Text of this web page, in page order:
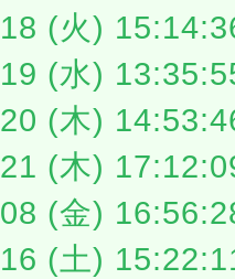
(火)
(水)
(木)
(木)
(金)
(土)